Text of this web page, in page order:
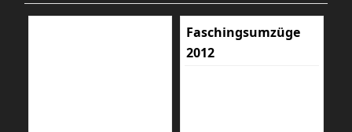
Faschingsumzüge
2012